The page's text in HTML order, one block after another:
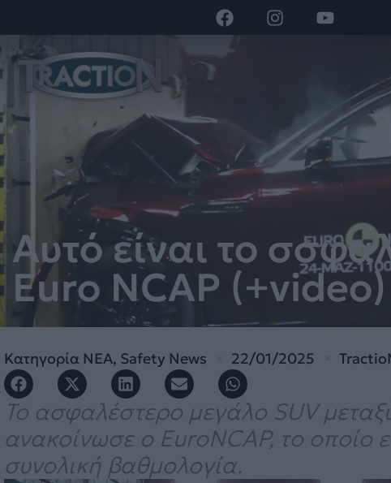
Αυτό είναι το
Euro NCAP (+video)
Κατηγορία ΝΕΑ, Safety News 22/01/2025
Το ασφαλέστερο μεγάλο SUV
ανακοίνωσε ο EuroNCAP, το οποίο
συνολική βαθμολογία.